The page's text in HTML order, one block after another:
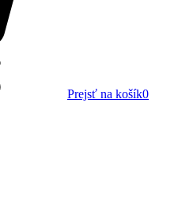
Prejsť na košík0